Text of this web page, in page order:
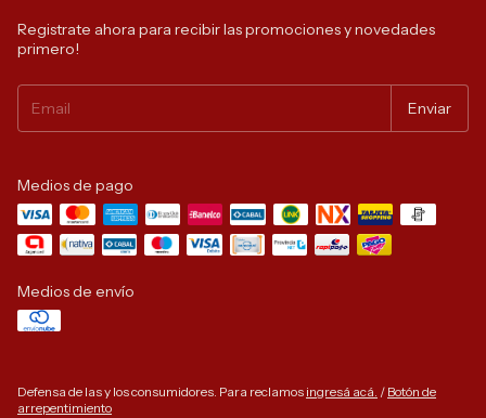
Registrate ahora para recibir las promociones y novedades
primero!
Medios de pago
Medios de envío
Defensa de las y los consumidores. Para reclamos ingresá acá. / Botón de
arrepentimiento